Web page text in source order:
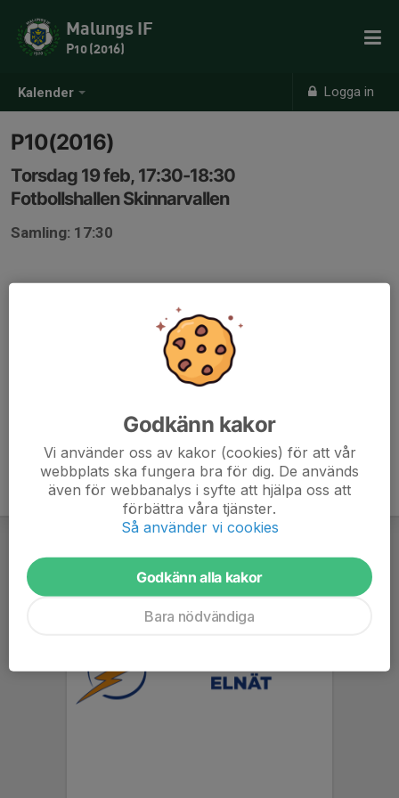
Kalender Logga in
Malungs IF
P10 (2016)
P10(2016)
Torsdag 19 feb, 17:30-18:30
Fotbollshallen Skinnarvallen
Samling: 17:30
Godkänn kakor
Vi använder oss av kakor (cookies) för att vår
webbplats ska fungera bra för dig. De används
även för webbanalys i syfte att hjälpa oss att
förbättra våra tjänster.
Så använder vi cookies
Godkänn alla kakor
Bara nödvändiga